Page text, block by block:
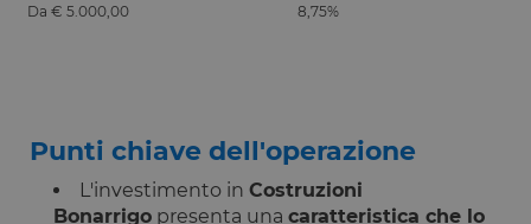
Da € 5.000,00 8,75%
Punti chiave dell'operazione
L'investimento in Costruzioni
Bonarrigo presenta una caratteristica che lo